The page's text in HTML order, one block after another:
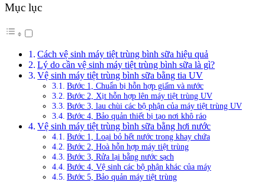
Mục lục
Cách vệ sinh máy tiệt trùng bình sữa hiệu quả
Lý do cần vệ sinh máy tiệt trùng bình sữa là gì?
Vệ sinh máy tiệt trùng bình sữa bằng tia UV
Bước 1, Chuẩn bị hỗn hợp giấm và nước
Bước 2, Xịt hỗn hợp lên máy tiệt trùng UV
Bước 3, lau chùi các bộ phận của máy tiệt trùng UV
Bước 4, Bảo quản thiết bị tạo nơi khô ráo
Vệ sinh máy tiệt trùng bình sữa bằng hơi nước
Bước 1, Loại bỏ hết nước trong khay chứa
Bước 2, Hoà hỗn hợp máy tiệt trùng
Bước 3, Rửa lại bằng nước sạch
Bước 4, Vệ sinh các bộ phận khác của máy
Bước 5, Bảo quản máy tiệt trùng